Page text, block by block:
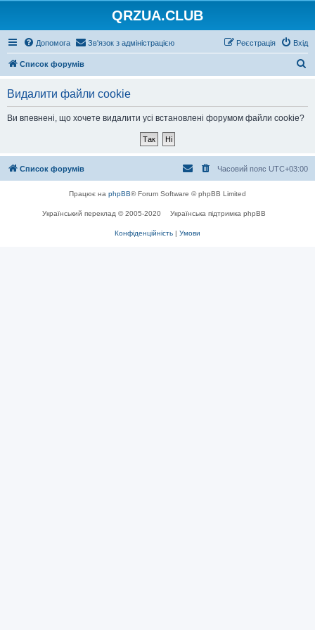
QRZUA.CLUB
Допомога Зв'язок з адміністрацією Вхід
Реєстрація
Список форумів
Видалити файли cookie
Ви впевнені, що хочете видалити усі встановлені форумом файли cookie?
Список форумів Часовий пояс UTC+03:00
Працює на phpBB® Forum Software © phpBB Limited
Український переклад © 2005-2020 Українська підтримка phpBB
Конфіденційність | Умови